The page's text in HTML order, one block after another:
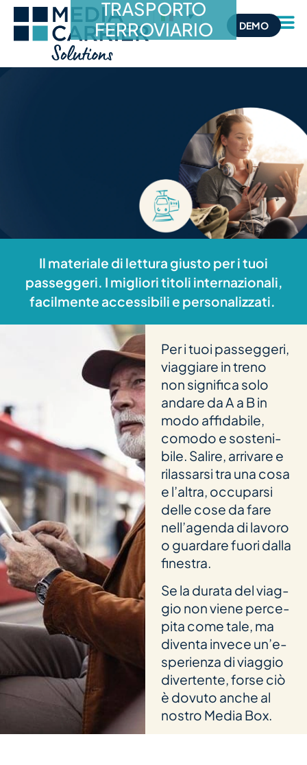
DEMO
TRAS­PORTO
FERROVIARIO
Il materiale di lettura giusto per i tuoi
passeggeri. I migliori titoli internazionali,
facilmente accessibili e personalizzati.
Per i tuoi pas­seg­geri,
viag­giare in treno
non signi­fica solo
andare da A a B in
modo affi­da­bile,
comodo e sos­teni­
bile. Salire, arri­vare e
rilas­sarsi tra una cosa
e l’al­tra, occu­p­arsi
delle cose da fare
nel­l’agenda di lavoro
o guar­dare fuori dalla
finestra.
Se la durata del viag­
gio non viene per­c­e­
pita come tale, ma
diventa invece un’e­
s­pe­ri­enza di viag­gio
diver­tente, forse ciò
è dovuto anche al
nos­tro Media Box.